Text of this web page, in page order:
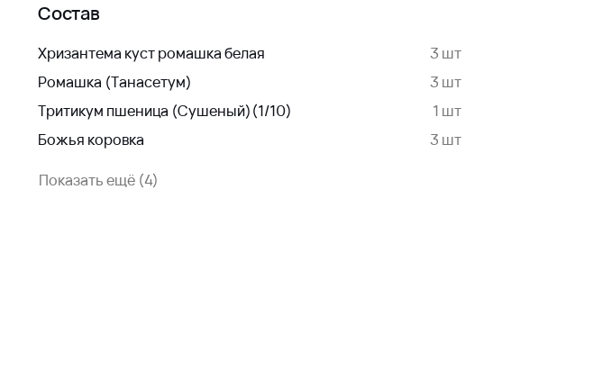
Состав
Хризантема куст ромашка белая
3 шт
Ромашка (Танасетум)
3 шт
Тритикум пшеница (Сушеный)(1/10)
1 шт
Божья коровка
3 шт
Показать ещё (4)